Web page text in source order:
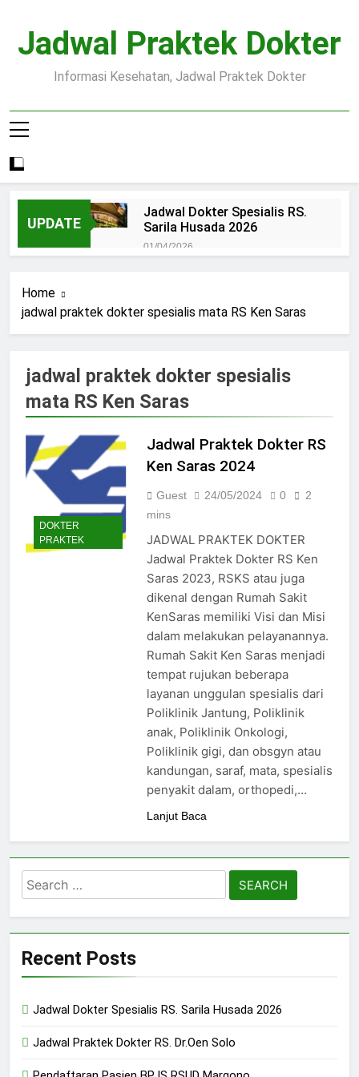
content
Jadwal Praktek Dokter
Informasi Kesehatan, Jadwal Praktek Dokter
UPDATE
Jadwal Dokter Spesialis RS.
Sarila Husada 2026
01/04/2026
Pendaftaran Pasien BPJS
RSUD Margono
Jadwal Dokter RS PKU Solo:
Poliklinik Spesialis Terbaru
15/07/2025
Maguan Husada Wonogiri
15/07/2025
Daftar online rs sarila
husada sragen
15/07/2025
Salatiga 2025
15/07/2025
Jadwal Dokter RS Mulia
Hati Wonogiri
15/07/2025
Pendaftaran Pasien BPJS
RSUD Bung Karno
24/05/2024
Pendaftaran Pasien BPJS
RSUD Banyumas
Home
jadwal praktek dokter spesialis mata RS Ken Saras
jadwal praktek dokter spesialis
mata RS Ken Saras
DOKTER
PRAKTEK
Jadwal Praktek Dokter RS
Ken Saras 2024
Guest 24/05/2024 0
2
mins
JADWAL PRAKTEK DOKTER
Jadwal Praktek Dokter RS Ken
Saras 2023, RSKS atau juga
dikenal dengan Rumah Sakit
KenSaras memiliki Visi dan Misi
dalam melakukan pelayanannya.
Rumah Sakit Ken Saras menjadi
tempat rujukan beberapa
layanan unggulan spesialis dari
Poliklinik Jantung, Poliklinik
anak, Poliklinik Onkologi,
Poliklinik gigi, dan obsgyn atau
kandungan, saraf, mata, spesialis
penyakit dalam, orthopedi,…
Lanjut Baca
Search
for:
Recent Posts
Jadwal Dokter Spesialis RS. Sarila Husada 2026
Jadwal Praktek Dokter RS. Dr.Oen Solo